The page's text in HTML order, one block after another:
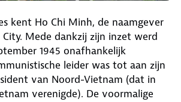
kent Ho Chi Minh, de naamgever
Mede dankzij zijn inzet werd
1945 onafhankelijk
leider was tot aan zijn
van Noord-Vietnam (dat in
verenigde). De voormalige